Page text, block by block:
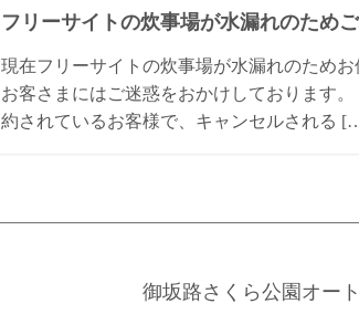
フリーサイトの炊事場が水漏れのため
現在フリーサイトの炊事場が水漏れのため
お客さまにはご迷惑をおかけしております
約されているお客様で、キャンセルされる
御坂路さくら公園オー